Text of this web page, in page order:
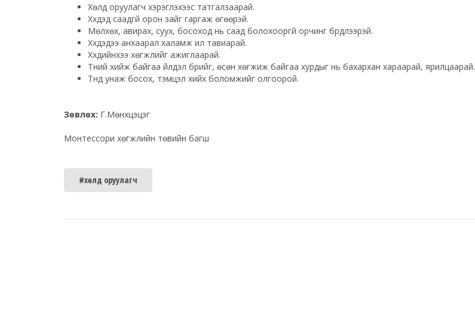
Хөлд оруулагч хэрэглэхээс татгалзаарай.
Хүүхдэд саадгүй орон зайг гаргаж өгөөрэй.
Мөлхөх, авирах, суух, босоход нь саад болохооргүй орчинг бүрдүүлээрэй.
Хүүхдэдээ анхаарал халамж илүү тавиарай.
Хүүхдийнхээ хөгжлийг ажиглаарай.
Түүний хийж байгаа үйлдэл бүрийг, өсөн хөгжиж байгаа хурдыг нь бахархан хараарай, ярилцаарай.
Түүнд унаж босох, тэмцэл хийх боломжийг олгоорой.
Зөвлөх: Г.Мөнхцэцэг
Монтессори хөгжлийн төвийн багш
#хөлд оруулагч